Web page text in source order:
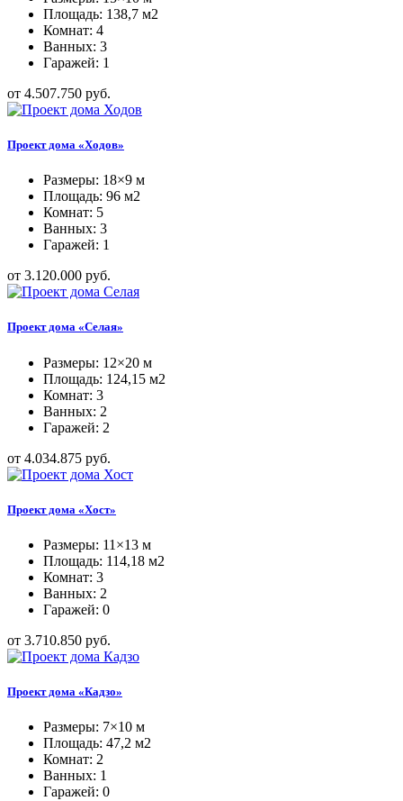
Площадь: 138,7 м2
Комнат: 4
Ванных: 3
Гаражей: 1
от 4.507.750 руб.
Проект дома «Ходов»
Размеры: 18×9 м
Площадь: 96 м2
Комнат: 5
Ванных: 3
Гаражей: 1
от 3.120.000 руб.
Проект дома «Селая»
Размеры: 12×20 м
Площадь: 124,15 м2
Комнат: 3
Ванных: 2
Гаражей: 2
от 4.034.875 руб.
Проект дома «Хост»
Размеры: 11×13 м
Площадь: 114,18 м2
Комнат: 3
Ванных: 2
Гаражей: 0
от 3.710.850 руб.
Проект дома «Кадзо»
Размеры: 7×10 м
Площадь: 47,2 м2
Комнат: 2
Ванных: 1
Гаражей: 0